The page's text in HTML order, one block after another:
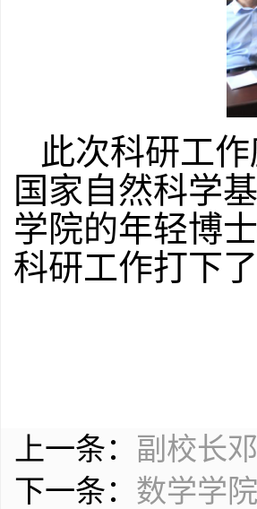
此次科研工作
国家自然科学
学院的年轻博
科研工作打下
上一条： 副校长
下一条： 数学学